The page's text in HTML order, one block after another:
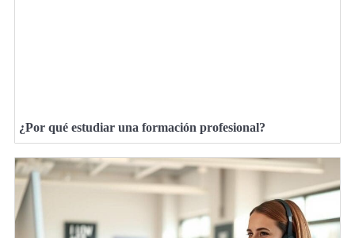
¿Por qué estudiar una formación profesional?